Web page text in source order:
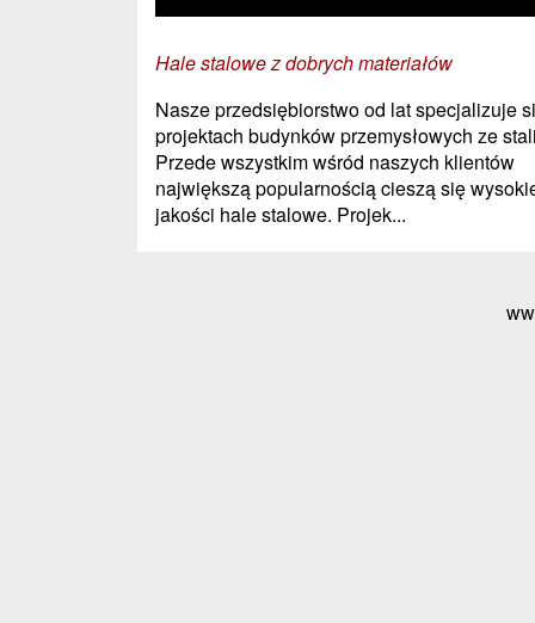
Hale stalowe z dobrych materiałów
Nasze przedsiębiorstwo od lat specjalizuje
projektach budynków przemysłowych ze
Przede wszystkim wśród naszych klientów
największą popularnością cieszą się
jakości hale stalowe. Projek...